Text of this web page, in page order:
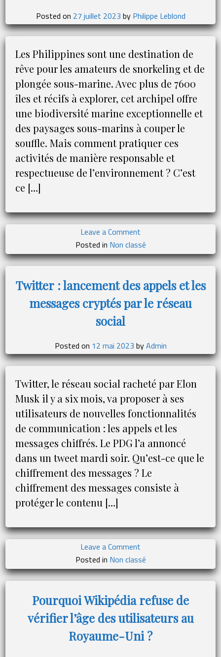
gagner
au
loto
Posted on 27 juillet 2023 by Philippe Leblond
Les Philippines sont une destination de
rêve pour les amateurs de snorkeling et de
plongée sous-marine. Avec plus de 7600
îles et récifs à explorer, cet archipel offre
une biodiversité marine exceptionnelle et
des paysages sous-marins à couper le
souffle. Mais comment pratiquer ces
activités de manière responsable et
respectueuse de l’environnement ? C’est
ce […]
Leave a Comment
Thibault
Hutin
:
plus
beaux
des
Philippines”
Posted in Non classé
Twitter : lancement des appels et les
messages cryptés par le réseau
social
Posted on 12 mai 2023 byAdmin
Twitter, le réseau social racheté par Elon
Musk il y a six mois, va proposer à ses
utilisateurs de nouvelles fonctionnalités
de communication : les appels et les
messages chiffrés. Le PDG l’a annoncé
dans un tweet mardi soir. Qu’est-ce que le
chiffrement des messages ? Le
chiffrement des messages consiste à
protéger le contenu […]
Leave a Comment
Twitter :
lancement
des
appels
et
les
messages
cryptés
Posted in Non classé
Pourquoi Wikipédia refuse de
vérifier l’âge des utilisateurs au
Royaume-Uni ?